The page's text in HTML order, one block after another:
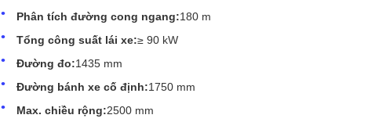
Phân tích đường cong ngang:180 m
Tổng công suất lái xe:≥ 90 kW
Đường đo:1435 mm
Đường bánh xe cố định:1750 mm
Max. chiều rộng:2500 mm